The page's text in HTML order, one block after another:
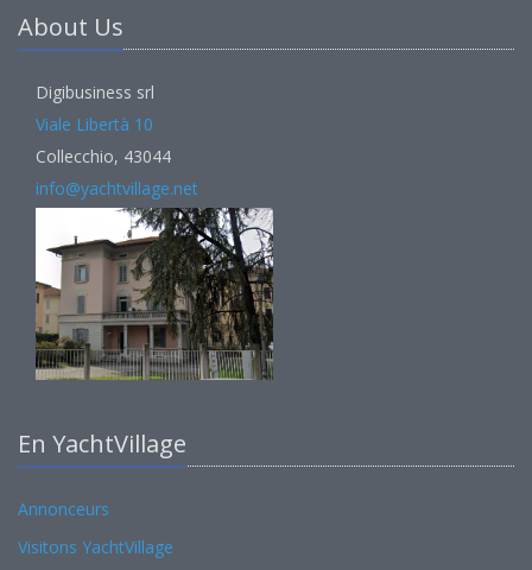
About Us
Digibusiness srl
Viale Libertà 10
Collecchio, 43044
info@yachtvillage.net
En YachtVillage
Annonceurs
Visitons YachtVillage